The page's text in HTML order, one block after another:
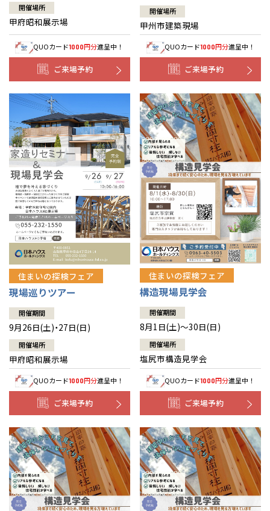
開催場所
甲府昭和展示場
QUOカード1000円分進呈中！
ご来場予約
開催場所
甲州市建築現場
QUOカード1000円分進呈中！
ご来場予約
住まいの探検フェア
現場巡りツアー
開催期間
9月26日(土)・27日(日)
開催場所
甲府昭和展示場
QUOカード1000円分進呈中！
ご来場予約
住まいの探検フェア
構造現場見学会
開催期間
8月1日(土)～30日(日)
開催場所
塩尻市構造見学会
QUOカード1000円分進呈中！
ご来場予約